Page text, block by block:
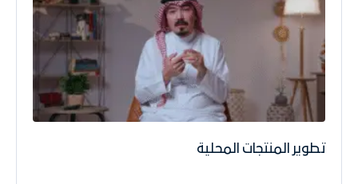
تطوير المنتجات المحلية